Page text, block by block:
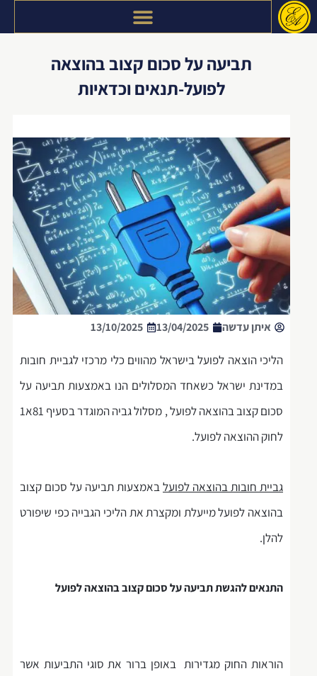
דילוג
תביעה על סכום קצוב בהוצאה
לפועל-תנאים וכדאיות
איתן עדשה 13/04/2025
13/10/2025
הליכי הוצאה לפועל בישראל מהווים כלי מרכזי לגביית חובות
במדינת ישראל כשאחד המסלולים הנו באמצעות תביעה על
סכום קצוב בהוצאה לפועל , מסלול גביה המוגדר בסעיף 81א1
לחוק ההוצאה לפועל.
גביית חובות בהוצאה לפועלבאמצעות תביעה על סכום קצוב
בהוצאה לפועל מייעלת ומקצרת את הליכי הגבייה כפי שיפורט
להלן.
התנאים להגשת תביעה על סכום קצוב בהוצאה לפועל
הוראות החוק מגדירות באופן ברור את סוגי התביעות אשר